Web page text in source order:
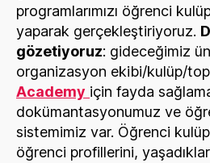
programlarımızı öğrenci
yaparak gerçekleştiriyoruz.
gözetiyoruz: gideceğimiz
organizasyon ekibi/kulüp/
Academy için fayda
dokümantasyonumuz ve
sistemimiz var. Öğrenci
öğrenci profillerini,